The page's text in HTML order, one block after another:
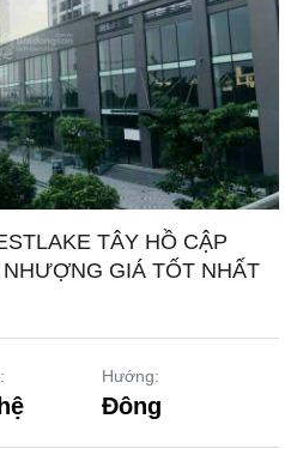
TÂY HỒ CẬP
GIÁ TỐT NHẤT
Hướng:
Đông